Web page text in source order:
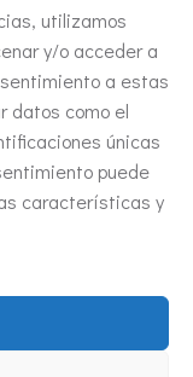
utilizamos
y/o acceder a
a estas
datos como el
únicas
puede
características y
for free using